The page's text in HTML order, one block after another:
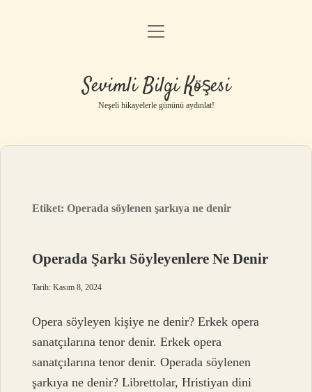
Anasayfa
Yasal Uyarı
menüyü
Sevimli Bilgi Köşesi
Neşeli hikayelerle gününü aydınlat!
Etiket:Operada söylenen şarkıya ne denir
Operada Şarkı Söyleyenlere Ne Denir
Tarih: Kasım 8, 2024
Opera söyleyen kişiye ne denir? Erkek opera
sanatçılarına tenor denir. Erkek opera
sanatçılarına tenor denir. Operada söylenen
şarkıya ne denir? Librettolar, Hristiyan dini